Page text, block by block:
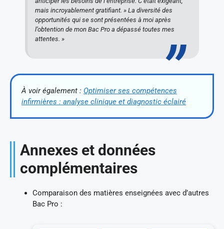
mais incroyablement gratifiant. » La diversité des
opportunités qui se sont présentées à moi après
l’obtention de mon Bac Pro a dépassé toutes mes
attentes. »
À voir également : Optimiser ses compétences
infirmières : analyse clinique et diagnostic éclairé
Annexes et données
complémentaires
Comparaison des matières enseignées avec d’autres
Bac Pro :